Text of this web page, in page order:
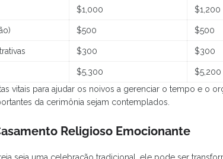
$1,000 $1,200
$500 $500
$300 $300
$5,300 $5,200
vitais para ajudar os noivos a gerenciar o tempo e o
da cerimônia sejam contemplados.
Religioso Emocionante